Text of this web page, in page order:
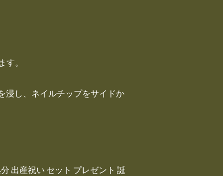
。
浸し、ネイルチップをサイドか
出産祝い セット プレゼント 誕